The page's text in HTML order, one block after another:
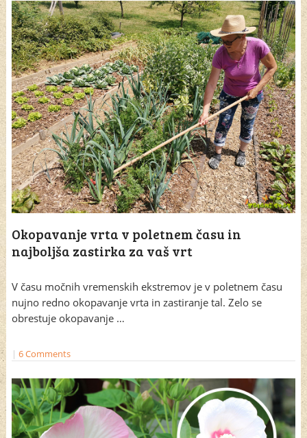
Okopavanje vrta v poletnem času in
najboljša zastirka za vaš vrt
V času močnih vremenskih ekstremov je v poletnem času
nujno redno okopavanje vrta in zastiranje tal. Zelo se
obrestuje okopavanje …
| 6 Comments